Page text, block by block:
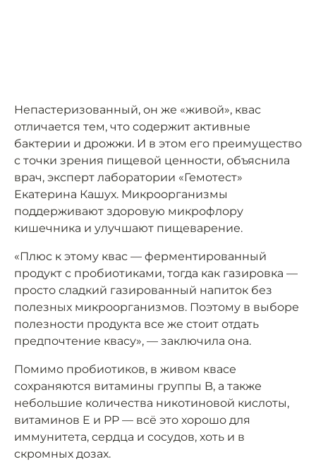
Непастеризованный, он же «живой», квас
отличается тем, что содержит активные
бактерии и дрожжи. И в этом его преимущество
с точки зрения пищевой ценности, объяснила
врач, эксперт лаборатории «Гемотест»
Екатерина Кашух. Микроорганизмы
поддерживают здоровую микрофлору
кишечника и улучшают пищеварение.
«Плюс к этому квас — ферментированный
продукт с пробиотиками, тогда как газировка —
просто сладкий газированный напиток без
полезных микроорганизмов. Поэтому в выборе
полезности продукта все же стоит отдать
предпочтение квасу», — заключила она.
Помимо пробиотиков, в живом квасе
сохраняются витамины группы B, а также
небольшие количества никотиновой кислоты,
витаминов E и PP — всё это хорошо для
иммунитета, сердца и сосудов, хоть и в
скромных дозах.